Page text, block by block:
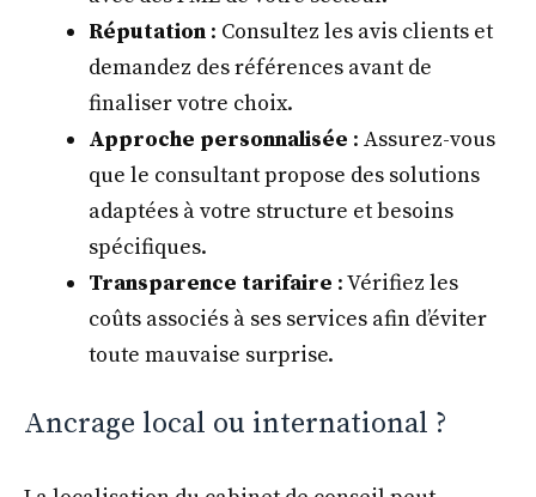
Réputation : Consultez les avis clients et
demandez des références avant de
finaliser votre choix.
Approche personnalisée : Assurez-vous
que le consultant propose des solutions
adaptées à votre structure et besoins
spécifiques.
Transparence tarifaire : Vérifiez les
coûts associés à ses services afin d’éviter
toute mauvaise surprise.
Ancrage local ou international ?